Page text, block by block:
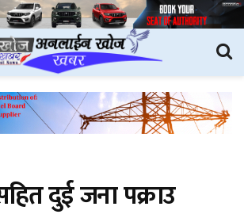
दुई जना पक्राउ